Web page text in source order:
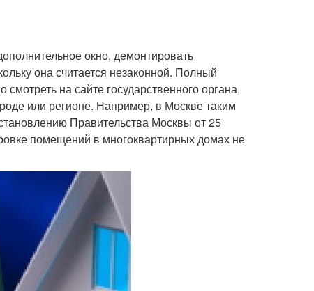
окно, демонтировать
она считается незаконной. Полный
на сайте государственного органа,
или регионе. Например, в Москве таким
Правительства Москвы от 25
помещений в многоквартирных домах не